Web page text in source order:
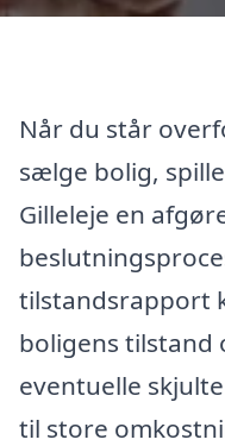
Når du står
sælge bolig,
Gilleleje en
tilstandsrapport
boligens tilstand
eventuelle
til store